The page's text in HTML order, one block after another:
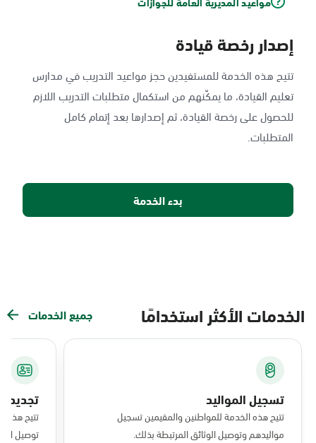
إصدار رخصة قيادة
تتيح هذه الخدمة للمستفيدين حجز مواعيد التدريب في مدارس
تعليم القيادة، ما يمكّنهم من استكمال متطلبات التدريب اللازم
للحصول على رخصة القيادة، ثم إصدارها بعد إتمام كامل
المتطلبات.
بدء الخدمة
الخدمات الأكثر استخدامًا جميع الخدمات
تسجيل المواليد
تتيح هذه الخدمة للمواطنين والمقيمين تسجيل
مواليدهم وتوصيل الوثائق المرتبطة بذلك.
تجديد
تتيح هذه
توصيل